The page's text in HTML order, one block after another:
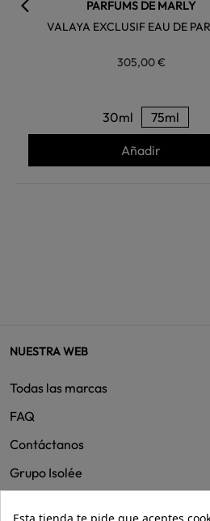
PARFUMS DE MARLY
VALAYA EXCLUSIF EAU DE
305,00 €
30ml 75ml
Añadir
NUESTRA WEB
Todas las marcas
FAQ
Contáctanos
Grupo Isolée